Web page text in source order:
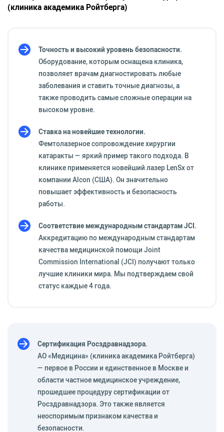
(клиника академика Ройтберга)
Точность и высокий уровень безопасности.
Оборудование, которым оснащена клиника,
позволяет врачам диагностировать любые
заболевания и ставить точные диагнозы, а
также проводить самые сложные операции на
высоком уровне.
Ставка на новейшие технологии.
Фемтолазерное сопровождение хирургии
катаракты — яркий пример такого подхода. В
клинике применяется новейший лазер LenSx от
компании Alcon (США). Он значительно
повышает эффективность и безопасность
работы.
Соответствие международным стандартам JCI.
Аккредитацию по международным стандартам
качества медицинской помощи Joint
Commission International (JCI) получают только
лучшие клиники мира. Мы подтверждаем свой
статус каждые 4 года.
Сертификация Росздравнадзора.
АО «Медицина» (клиника академика Ройтберга)
— первое в России и единственное в Москве и
области частное медицинское учреждение,
прошедшее процедуру сертификации от
Росздравнадзора. Это также является
неоспоримым признаком качества и
безопасности.